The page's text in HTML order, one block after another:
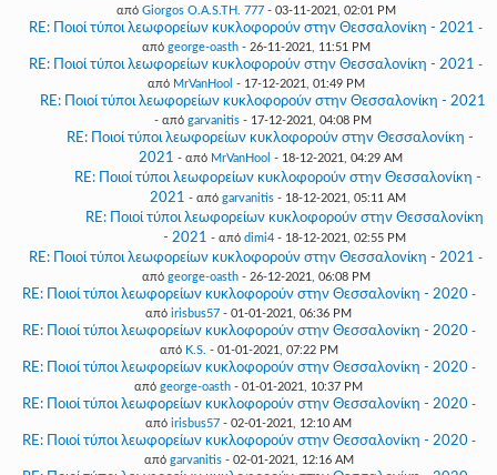
από Giorgos O.A.S.TH. 777- 03-11-2021, 02:01 PM
RE: Ποιοί τύποι λεωφορείων κυκλοφορούν στην Θεσσαλονίκη - 2021 -
από george-oasth- 26-11-2021, 11:51 PM
RE: Ποιοί τύποι λεωφορείων κυκλοφορούν στην Θεσσαλονίκη - 2021 -
από MrVanHool - 17-12-2021, 01:49 PM
RE: Ποιοί τύποι λεωφορείων κυκλοφορούν στην Θεσσαλονίκη - 2021
- από garvanitis - 17-12-2021, 04:08 PM
RE: Ποιοί τύποι λεωφορείων κυκλοφορούν στην Θεσσαλονίκη -
2021 - από MrVanHool - 18-12-2021, 04:29 AM
RE: Ποιοί τύποι λεωφορείων κυκλοφορούν στην Θεσσαλονίκη -
2021 - από garvanitis- 18-12-2021, 05:11 AM
RE: Ποιοί τύποι λεωφορείων κυκλοφορούν στην Θεσσαλονίκη
- 2021 - από dimi4 - 18-12-2021, 02:55 PM
RE: Ποιοί τύποι λεωφορείων κυκλοφορούν στην Θεσσαλονίκη - 2021 -
από george-oasth- 26-12-2021, 06:08 PM
RE: Ποιοί τύποι λεωφορείων κυκλοφορούν στην Θεσσαλονίκη - 2020 -
από irisbus57 - 01-01-2021, 06:36 PM
RE: Ποιοί τύποι λεωφορείων κυκλοφορούν στην Θεσσαλονίκη - 2020 -
από K.S. - 01-01-2021, 07:22 PM
RE: Ποιοί τύποι λεωφορείων κυκλοφορούν στην Θεσσαλονίκη - 2020 -
από george-oasth - 01-01-2021, 10:37 PM
RE: Ποιοί τύποι λεωφορείων κυκλοφορούν στην Θεσσαλονίκη - 2020 -
από irisbus57 - 02-01-2021, 12:10 AM
RE: Ποιοί τύποι λεωφορείων κυκλοφορούν στην Θεσσαλονίκη - 2020 -
από garvanitis- 02-01-2021, 12:16 AM